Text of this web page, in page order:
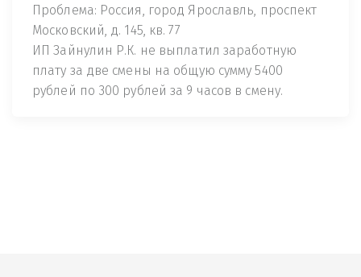
Проблема: Россия, город Ярославль, проспект
Московский, д. 145, кв. 77
ИП Зайнулин Р.К. не выплатил заработную
плату за две смены на общую сумму 5400
рублей по 300 рублей за 9 часов в смену.